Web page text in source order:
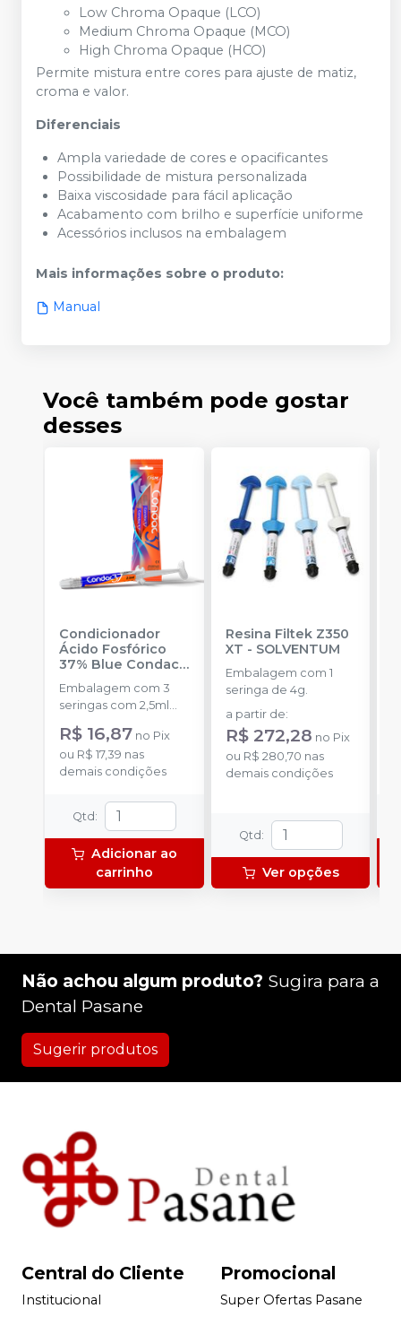
Low Chroma Opaque (LCO)
Medium Chroma Opaque (MCO)
High Chroma Opaque (HCO)
Permite mistura entre cores para ajuste de matiz,
croma e valor.
Diferenciais
Ampla variedade de cores e opacificantes
Possibilidade de mistura personalizada
Baixa viscosidade para fácil aplicação
Acabamento com brilho e superfície uniforme
Acessórios inclusos na embalagem
Mais informações sobre o produto:
Manual
Você também pode gostar
desses
Condicionador
Ácido Fosfórico
37% Blue Condac-
FGM
Embalagem com 3
seringas com 2,5ml
cada uma e 3
ponteiras para
aplicação.
R$ 16,87 no Pix
ou R$ 17,39 nas
demais condições
Qtd :
Adicionar ao
carrinho
Resina Filtek Z350
XT - SOLVENTUM
Embalagem com 1
seringa de 4g.
a partir de:
R$ 272,28 no Pix
ou R$ 280,70 nas
demais condições
Qtd :
Ver opções
Não achou algum produto? Sugira para a
Dental Pasane
Sugerir produtos
Central do Cliente
Institucional
Promocional
Super Ofertas Pasane